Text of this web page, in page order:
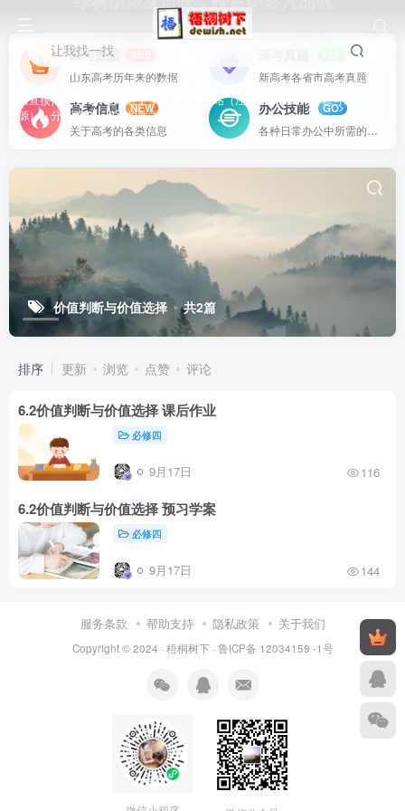
让我找一找
站内资源基本上都是一线教学实际使用的资源，配有WORD版本，可以下载
后直接打印使用。也欢迎更多老师加盟网站（注册登录成为用户就可以发布资
源），分享更好、更多的教学资源。
高考数据
山东高考历年来的数据
新高考各省市高考真题
高考信息
NEW
关于高考的各类信息
办公技能
GO
价值判断与价值选择 共2篇
排序 更新 浏览 点赞 评论
6.2价值判断与价值选择 课后作业
必修四
9月17日 116
6.2价值判断与价值选择 预习学案
必修四
9月17日 144
服务条款 帮助支持 隐私政策 关于我们
Copyright © 2024 · 梧桐树下· 鲁ICP备 12034159 -1号